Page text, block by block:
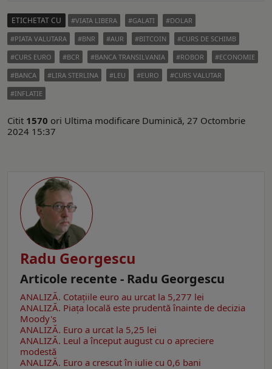
ETICHETAT CU VIATA LIBERA GALATI
DOLAR
PIATA VALUTARA
BNR AUR BITCOIN
CURS DE SCHIMB
CURS EURO
BCR BANCA TRANSILVANIA ROBOR
ECONOMIE
BANCA
LIRA STERLINA LEU EURO
CURS VALUTAR
INFLATIE
Citit 1570 ori Ultima modificare Duminică, 27 Octombrie
2024 15:37
Radu Georgescu
Articole recente - Radu Georgescu
ANALIZĂ. Cotațiile euro au urcat la 5,277 lei
ANALIZĂ. Piața locală este prudentă înainte de decizia
Moody's
ANALIZĂ. Euro a urcat la 5,25 lei
ANALIZĂ. Leul a început august cu o apreciere
modestă
ANALIZĂ. Euro a crescut în iulie cu 0,6 bani